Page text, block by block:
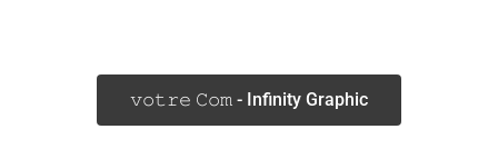
𝚟𝚘𝚝𝚛𝚎 𝙲𝚘𝚖 - Infinity Graphic